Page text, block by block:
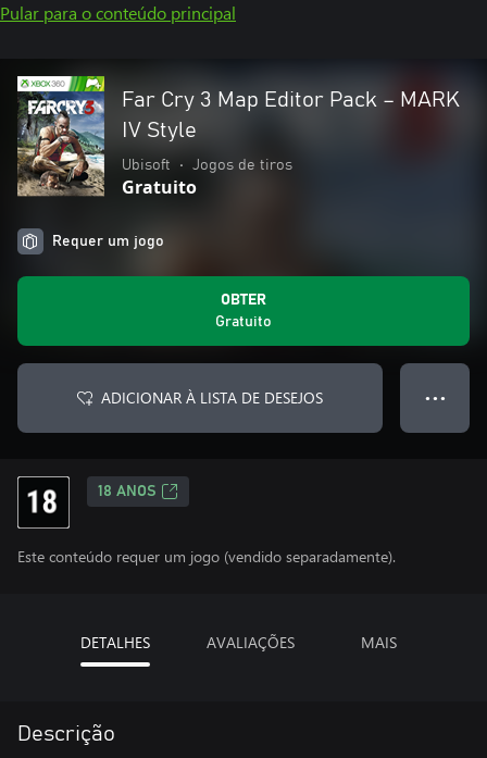
Pular para o conteúdo principal
Far Cry 3 Map Editor Pack – MARK
IV Style
Ubisoft • Jogos de tiros
Gratuito
Requer um jogo
OBTER
Gratuito
ADICIONAR À LISTA DE DESEJOS ● ● ●
18 ANOS
Este conteúdo requer um jogo (vendido separadamente).
DETALHES AVALIAÇÕES MAIS
Descrição